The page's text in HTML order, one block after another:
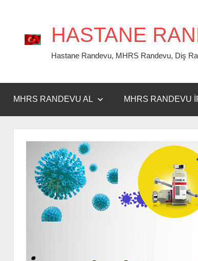
HASTANE
Hastane Randevu, MHRS Randevu, Diş
MHRS RANDEVU AL MHRS RANDEVU